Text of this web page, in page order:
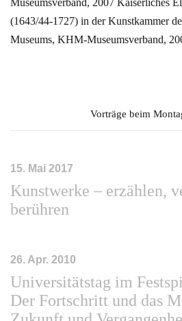
Museumsverband, 2007 Kaiserliches
(1643/44-1727) in der Kunstkammer
Museums, KHM-Museumsverband,
Vorträge beim
15. Mai 2017
Kunstwerke – erzählen,
berühren
26. Apr. 2010
Universitätstag im
Der Fortschritt und das